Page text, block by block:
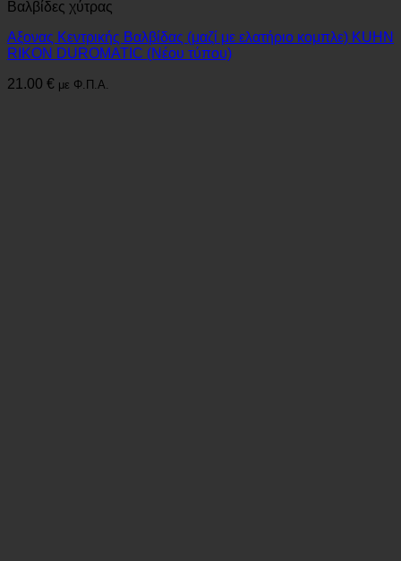
Βαλβίδες χύτρας
Αξονας Κεντρικής Βαλβίδας (μαζί με ελατήριο κομπλε) KUHN
RIKON DUROMATIC (Νέου τύπου)
21.00 € με Φ.Π.Α.